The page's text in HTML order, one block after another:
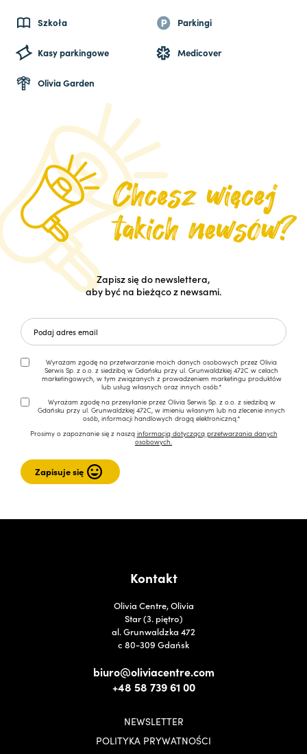
Szkoła Parkingi
Kasy parkingowe Medicover
Olivia Garden
Zapisz się do newslettera,
aby być na bieżąco z newsami.
Wyrażam zgodę na przetwarzanie moich danych osobowych przez Olivia
Serwis Sp. z o.o. z siedzibą w Gdańsku przy ul. Grunwaldzkiej 472C w celach
marketingowych, w tym związanych z prowadzeniem marketingu produktów
lub usług własnych oraz innych osób.*
Wyrażam zgodę na przesyłanie przez Olivia Serwis Sp. z o.o. z siedzibą w
Gdańsku przy ul. Grunwaldzkiej 472C, w imieniu własnym lub na zlecenie innych
osób, informacji handlowych drogą elektroniczną.*
Prosimy o zapoznanie się z naszą informacją dotyczącą przetwarzania danych
osobowych.
Kontakt
Olivia Centre, Olivia
Star (3. piętro)
al. Grunwaldzka 472
c 80-309 Gdańsk
biuro@oliviacentre.com
+48 58 739 61 00
NEWSLETTER
POLITYKA PRYWATNOŚCI